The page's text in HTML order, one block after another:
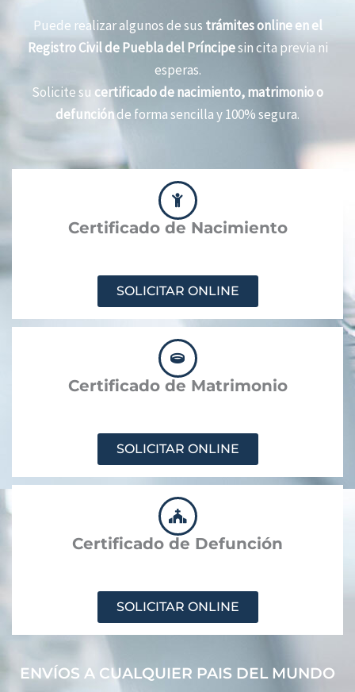
Puede realizar algunos de sus trámites online en el
Registro Civil de Puebla del Príncipesin cita previa ni
esperas.
Solicite su certificado de nacimiento, matrimonio o
defunciónde forma sencilla y 100% segura.
Certificado de Nacimiento
SOLICITAR ONLINE
Certificado de Matrimonio
SOLICITAR ONLINE
Certificado de Defunción
SOLICITAR ONLINE
ENVÍOS A CUALQUIER PAIS DEL MUNDO